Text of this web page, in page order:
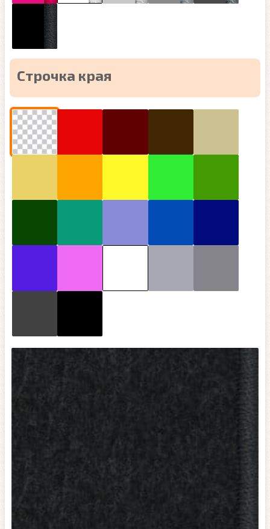
Строчка края